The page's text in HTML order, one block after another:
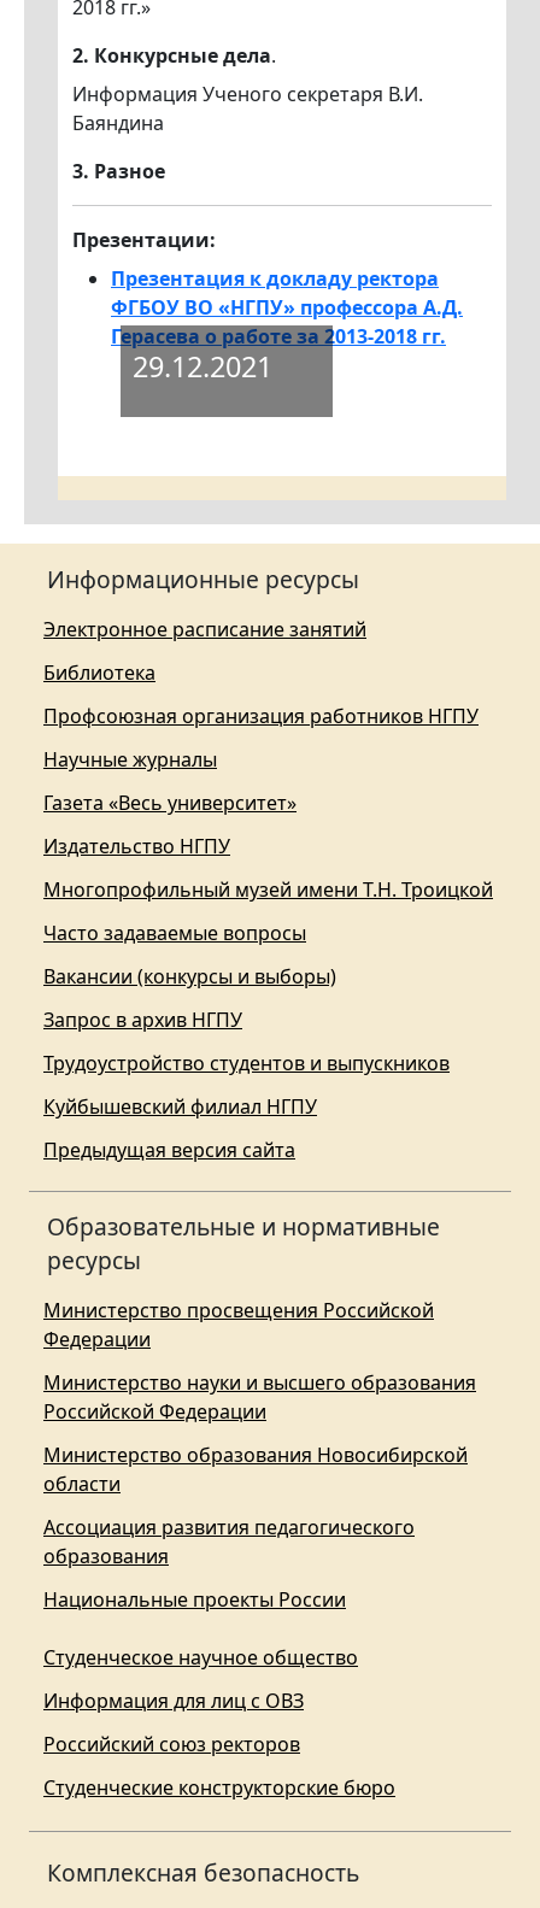
2018 гг.»
2. Конкурсные дела.
Информация Ученого секретаря В.И.
Баяндина
3. Разное
Презентации:
Презентация к докладу ректора
ФГБОУ ВО «НГПУ» профессора А.Д.
Герасева о работе за 2013-2018 гг.
29.12.2021
Информационные ресурсы
Электронное расписание занятий
Библиотека
Профсоюзная организация работников НГПУ
Научные журналы
Газета «Весь университет»
Издательство НГПУ
Многопрофильный музей имени Т.Н. Троицкой
Часто задаваемые вопросы
Вакансии (конкурсы и выборы)
Запрос в архив НГПУ
Трудоустройство студентов и выпускников
Куйбышевский филиал НГПУ
Предыдущая версия сайта
Образовательные и нормативные
ресурсы
Министерство просвещения Российской
Федерации
Министерство науки и высшего образования
Российской Федерации
Министерство образования Новосибирской
области
Ассоциация развития педагогического
образования
Национальные проекты России
Студенческое научное общество
Информация для лиц с ОВЗ
Российский союз ректоров
Студенческие конструкторские бюро
Комплексная безопасность